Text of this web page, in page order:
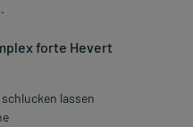
forte Hevert
lassen